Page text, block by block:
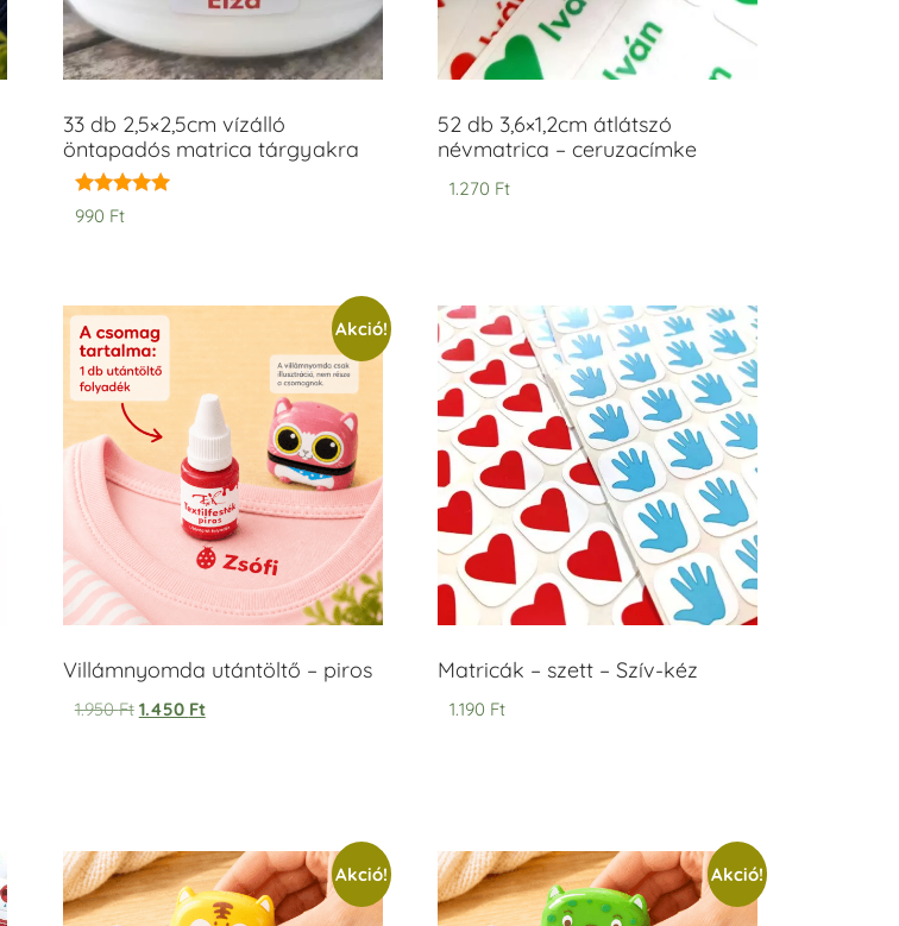
33 db 2,5×2,5cm vízálló
öntapadós matrica tárgyakra
Értékelés:
5.00
990 Ft
52 db 3,6×1,2cm átlátszó
névmatrica – ceruzacímke
1.270 Ft
Akció!
Villámnyomda utántöltő – piros
1.950Ft 1.450 Ft
Matricák – szett – Szív-kéz
1.190 Ft
Akció! Akció!